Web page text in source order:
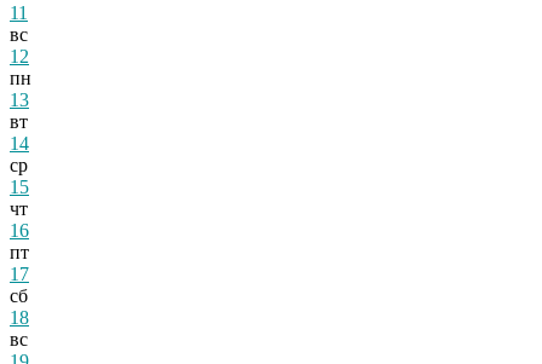
11
вс
12
пн
13
вт
14
ср
15
чт
16
пт
17
сб
18
вс